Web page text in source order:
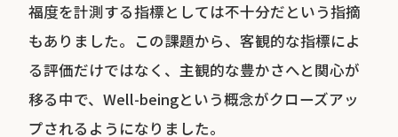
福度を計測する指標としては不十分だという指摘
もありました。この課題から、客観的な指標によ
る評価だけではなく、主観的な豊かさへと関心が
移る中で、Well-beingという概念がクローズアッ
プされるようになりました。